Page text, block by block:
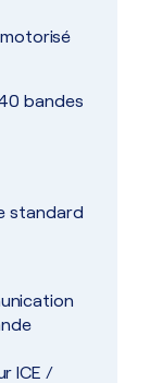
bandes
standard
ICE /